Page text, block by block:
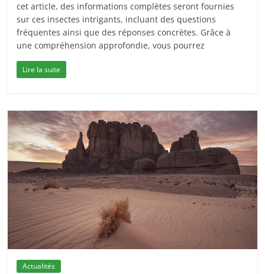
cet article, des informations complètes seront fournies
sur ces insectes intrigants, incluant des questions
fréquentes ainsi que des réponses concrètes. Grâce à
une compréhension approfondie, vous pourrez
Lire la suite
Actualités